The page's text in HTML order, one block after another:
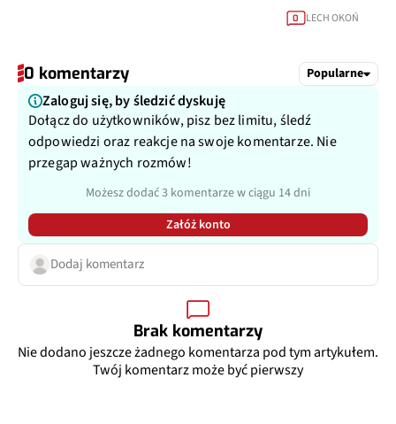
0 LECH OKOŃ
0 komentarzy Popularne
Zaloguj się, by śledzić dyskuję
Dołącz do użytkowników, pisz bez limitu, śledź
odpowiedzi oraz reakcje na swoje komentarze. Nie
przegap ważnych rozmów!
Możesz dodać 3 komentarze w ciągu 14 dni
Załóż konto
Dodaj komentarz
Brak komentarzy
Nie dodano jeszcze żadnego komentarza pod tym artykułem.
Twój komentarz może być pierwszy